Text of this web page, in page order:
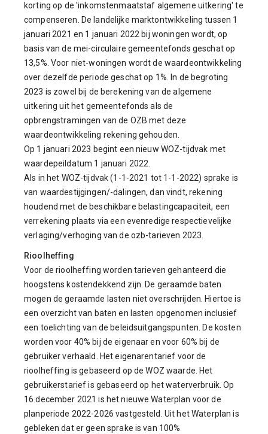
korting op de 'inkomstenmaatstaf algemene uitkering' te
compenseren. De landelijke marktontwikkeling tussen 1
januari 2021 en 1 januari 2022 bij woningen wordt, op
basis van de mei-circulaire gemeentefonds geschat op
13,5%. Voor niet-woningen wordt de waardeontwikkeling
over dezelfde periode geschat op 1%. In de begroting
2023 is zowel bij de berekening van de algemene
uitkering uit het gemeentefonds als de
opbrengstramingen van de OZB met deze
waardeontwikkeling rekening gehouden.
Op 1 januari 2023 begint een nieuw WOZ-tijdvak met
waardepeildatum 1 januari 2022.
Als in het WOZ-tijdvak (1-1-2021 tot 1-1-2022) sprake is
van waardestijgingen/-dalingen, dan vindt, rekening
houdend met de beschikbare belastingcapaciteit, een
verrekening plaats via een evenredige respectievelijke
verlaging/verhoging van de ozb-tarieven 2023.
Rioolheffing
Voor de rioolheffing worden tarieven gehanteerd die
hoogstens kostendekkend zijn. De geraamde baten
mogen de geraamde lasten niet overschrijden. Hiertoe is
een overzicht van baten en lasten opgenomen inclusief
een toelichting van de beleidsuitgangspunten. De kosten
worden voor 40% bij de eigenaar en voor 60% bij de
gebruiker verhaald. Het eigenarentarief voor de
rioolheffing is gebaseerd op de WOZ waarde. Het
gebruikerstarief is gebaseerd op het waterverbruik. Op
16 december 2021 is het nieuwe Waterplan voor de
planperiode 2022-2026 vastgesteld. Uit het Waterplan is
gebleken dat er geen sprake is van 100%